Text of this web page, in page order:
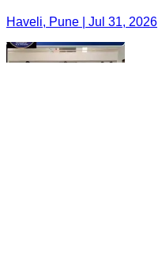
Haveli, Pune | Jul 31, 2026